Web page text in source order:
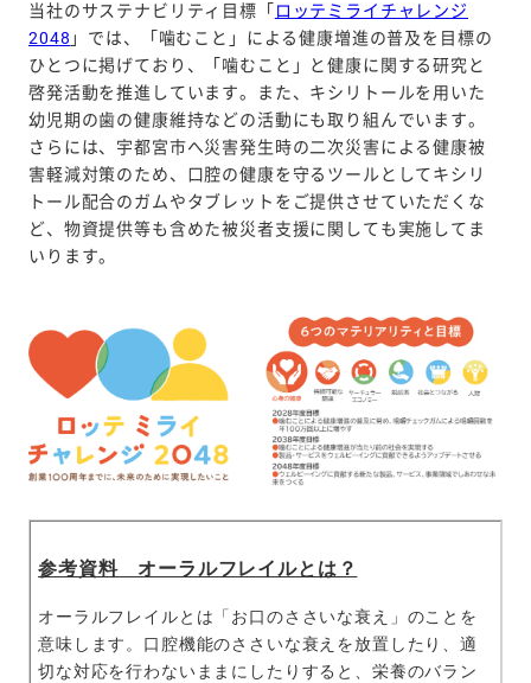
当社のサステナビリティ目標「 ロッテミライチャレンジ
2048 」では、「噛むこと」による健康増進の普及を目標の
ひとつに掲げており、「噛むこと」と健康に関する研究と
啓発活動を推進しています。また、キシリトールを用いた
幼児期の歯の健康維持などの活動にも取り組んでいます。
さらには、宇都宮市へ災害発生時の二次災害による健康被
害軽減対策のため、口腔の健康を守るツールとしてキシリ
トール配合のガムやタブレットをご提供させていただくな
ど、物資提供等も含めた被災者支援に関しても実施してま
いります。
参考資料 オーラルフレイルとは？
オーラルフレイルとは「お口のささいな衰え」のことを
意味します。口腔機能のささいな衰えを放置したり、適
切な対応を行わないままにしたりすると、栄養のバラン